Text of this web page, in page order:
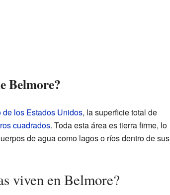
Belmore?
los Estados Unidos, la superficie total de
cuadrados. Toda esta área es tierra firme, lo
de agua como lagos o ríos dentro de sus
viven en Belmore?